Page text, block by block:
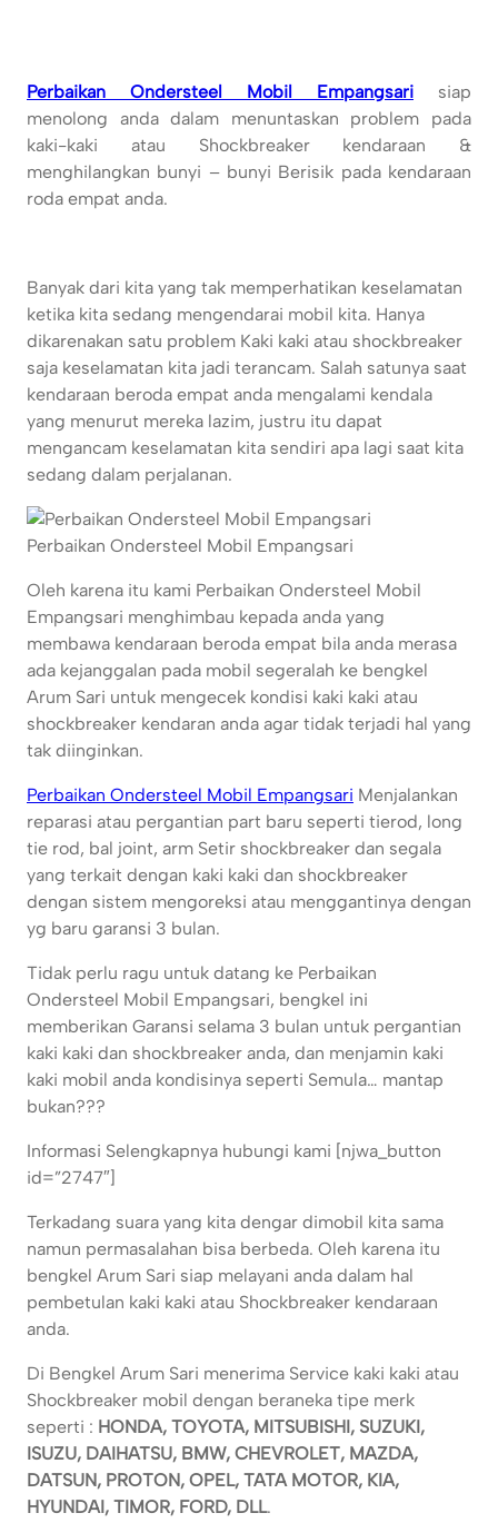
Perbaikan Ondersteel Mobil Empangsari siap
menolong anda dalam menuntaskan problem pada
kaki-kaki atau Shockbreaker kendaraan &
menghilangkan bunyi – bunyi Berisik pada kendaraan
roda empat anda.
Banyak dari kita yang tak memperhatikan keselamatan
ketika kita sedang mengendarai mobil kita. Hanya
dikarenakan satu problem Kaki kaki atau shockbreaker
saja keselamatan kita jadi terancam. Salah satunya saat
kendaraan beroda empat anda mengalami kendala
yang menurut mereka lazim, justru itu dapat
mengancam keselamatan kita sendiri apa lagi saat kita
sedang dalam perjalanan.
Perbaikan Ondersteel Mobil Empangsari
Oleh karena itu kami Perbaikan Ondersteel Mobil
Empangsari menghimbau kepada anda yang
membawa kendaraan beroda empat bila anda merasa
ada kejanggalan pada mobil segeralah ke bengkel
Arum Sari untuk mengecek kondisi kaki kaki atau
shockbreaker kendaran anda agar tidak terjadi hal yang
tak diinginkan.
Perbaikan Ondersteel Mobil Empangsari Menjalankan
reparasi atau pergantian part baru seperti tierod, long
tie rod, bal joint, arm Setir shockbreaker dan segala
yang terkait dengan kaki kaki dan shockbreaker
dengan sistem mengoreksi atau menggantinya dengan
yg baru garansi 3 bulan.
Tidak perlu ragu untuk datang ke Perbaikan
Ondersteel Mobil Empangsari, bengkel ini
memberikan Garansi selama 3 bulan untuk pergantian
kaki kaki dan shockbreaker anda, dan menjamin kaki
kaki mobil anda kondisinya seperti Semula… mantap
bukan???
Informasi Selengkapnya hubungi kami [njwa_button
id=”2747″]
Terkadang suara yang kita dengar dimobil kita sama
namun permasalahan bisa berbeda. Oleh karena itu
bengkel Arum Sari siap melayani anda dalam hal
pembetulan kaki kaki atau Shockbreaker kendaraan
anda.
Di Bengkel Arum Sari menerima Service kaki kaki atau
Shockbreaker mobil dengan beraneka tipe merk
seperti : HONDA, TOYOTA, MITSUBISHI, SUZUKI,
ISUZU, DAIHATSU, BMW, CHEVROLET, MAZDA,
DATSUN, PROTON, OPEL, TATA MOTOR, KIA,
HYUNDAI, TIMOR, FORD, DLL.